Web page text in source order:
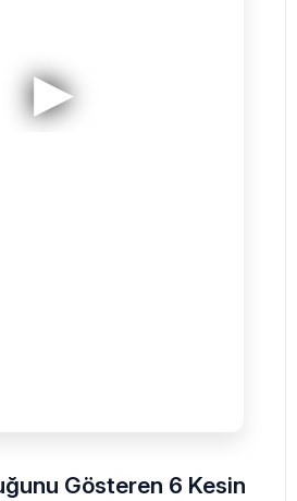
Gösteren 6 Kesin